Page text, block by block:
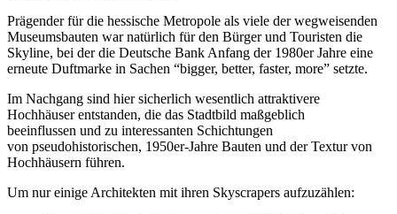
Prägender für die hessische Metropole als viele der wegweisenden
Museumsbauten war natürlich für den Bürger und Touristen die
Skyline, bei der die Deutsche Bank Anfang der 1980er Jahre eine
erneute Duftmarke in Sachen “bigger, better, faster, more” setzte.
Im Nachgang sind hier sicherlich wesentlich attraktivere
Hochhäuser entstanden, die das Stadtbild maßgeblich
beeinflussen und zu interessanten Schichtungen
von pseudohistorischen, 1950er-Jahre Bauten und der Textur von
Hochhäusern führen.
Um nur einige Architekten mit ihren Skyscrapers aufzuzählen: